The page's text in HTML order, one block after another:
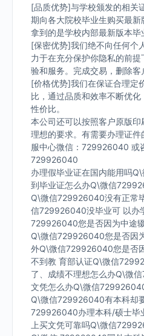
[品质优势]与学校颁发的相关
期向各大院校毕业生购买最
拿到的是学校内部最新版本毕
[保密优势]我们绝不向任何个
力于在充分保护你隐私的前
验和服务。完成交易，删除客
[价格优势]我们在保证合理定
比，通过品质和效率不断优
性价比。
本公司还可以按照客户原版
理想的要求。有需要办理证
服中心微信：729926040 或
729926040
办理假毕业证在国内能用吗
到毕业证怎么办Q\微信
Q\微信729926040没有正常
信729926040没毕业可 以办
729926040您是否因为中途
Q\微信729926040您是否因
外Q\微信729926040您是否
不到教 育部认证Q\微信
了、成绩不理想怎么办Q\微
文凭怎么办Q\微信
Q\微信729926040有本科却
729926040办理本科/硕士
上买文凭可靠吗Q\微信